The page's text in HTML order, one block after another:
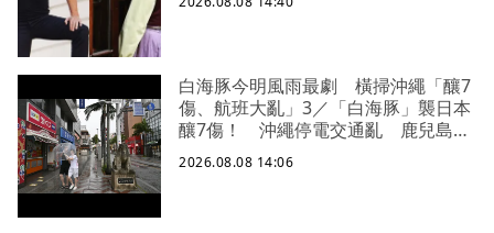
白海豚今明風雨最劇 橫掃沖繩「釀7
傷、航班大亂」3／「白海豚」襲日本
釀7傷！ 沖繩停電交通亂 鹿兒島建
築毀
2026.08.08 14:06